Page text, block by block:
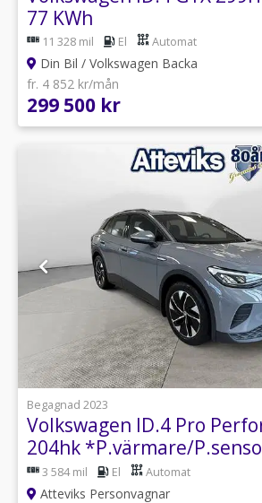
77 KWh
11 328 mil El Automat
Din Bil / Volkswagen Backa
fr. 4 852 kr/mån
299 500 kr
Begagnad 2023
Volkswagen ID.4 Pro
204hk *P.värmare/
3 584 mil El Automat
Atteviks Personvagnar